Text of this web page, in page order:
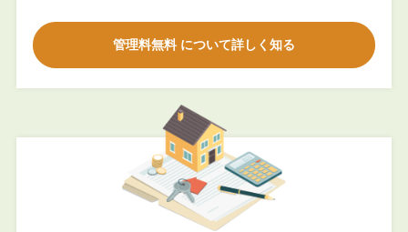
管理料無料 について詳しく知る